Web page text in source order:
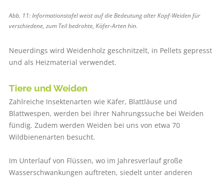
Abb. 11: Informationstafel weist auf die ­Bedeutung alter Kopf-Weiden für
verschiedene, zum Teil bedrohte, Käfer-Arten hin.
Neuerdings wird Weidenholz geschnitzelt, in Pellets gepresst
und als Heizmaterial verwendet.
Tiere und Weiden
Zahlreiche Insektenarten wie Käfer, Blattläuse und
Blattwespen, werden bei ihrer Nahrungssuche bei Weiden
fündig. Zudem werden Weiden bei uns von etwa 70
Wildbienenarten besucht.
Im Unterlauf von Flüssen, wo im Jahresverlauf große
Wasserschwankungen auftreten, siedelt unter anderen